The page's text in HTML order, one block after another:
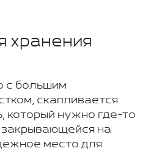
хранения
с большим
скапливается
который нужно где-то
закрывающейся на
место для